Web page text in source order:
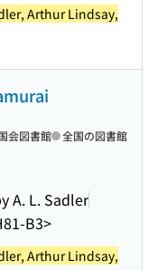
Arthur Lindsay,
A. L. Sadler
B3>
会図書館 全国の図書館
Arthur Lindsay,